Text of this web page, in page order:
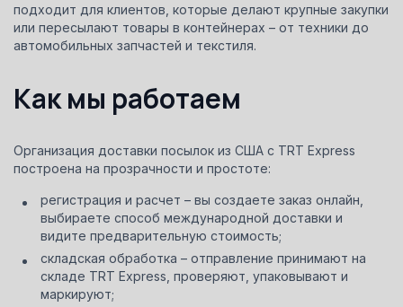
подходит для клиентов, которые делают крупные закупки
или пересылают товары в контейнерах – от техники до
автомобильных запчастей и текстиля.
Как мы работаем
Организация доставки посылок из США с TRT Express
построена на прозрачности и простоте:
регистрация и расчет – вы создаете заказ онлайн,
выбираете способ международной доставки и
видите предварительную стоимость;
складская обработка – отправление принимают на
складе TRT Express, проверяют, упаковывают и
маркируют;